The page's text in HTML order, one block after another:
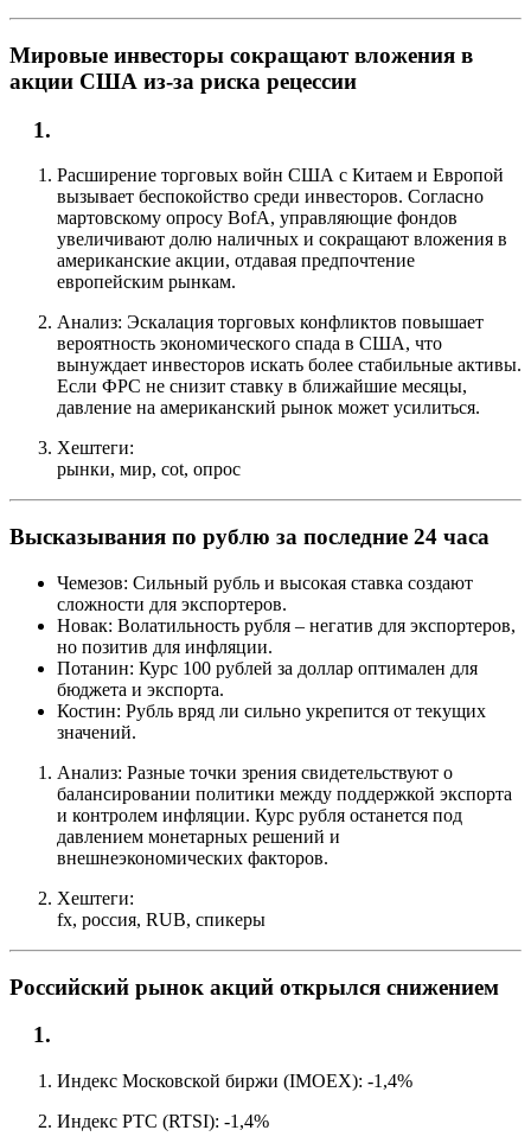
Мировые инвесторы сокращают вложения в
акции США из-за риска рецессии
Расширение торговых войн США с Китаем и Европой
вызывает беспокойство среди инвесторов. Согласно
мартовскому опросу BofA, управляющие фондов
увеличивают долю наличных и сокращают вложения в
американские акции, отдавая предпочтение
европейским рынкам.
Анализ: Эскалация торговых конфликтов повышает
вероятность экономического спада в США, что
вынуждает инвесторов искать более стабильные активы.
Если ФРС не снизит ставку в ближайшие месяцы,
давление на американский рынок может усилиться.
Хештеги:
рынки, мир, cot, опрос
Высказывания по рублю за последние 24 часа
Чемезов: Сильный рубль и высокая ставка создают
сложности для экспортеров.
Новак: Волатильность рубля – негатив для экспортеров,
но позитив для инфляции.
Потанин: Курс 100 рублей за доллар оптимален для
бюджета и экспорта.
Костин: Рубль вряд ли сильно укрепится от текущих
значений.
Анализ: Разные точки зрения свидетельствуют о
балансировании политики между поддержкой экспорта
и контролем инфляции. Курс рубля останется под
давлением монетарных решений и
внешнеэкономических факторов.
Хештеги:
fx, россия, RUB, спикеры
Российский рынок акций открылся снижением
Индекс Московской биржи (IMOEX): -1,4%
Индекс РТС (RTSI): -1,4%